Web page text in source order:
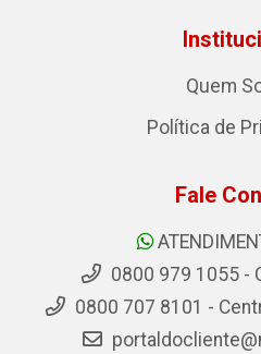
Quem
Política de
Fale
0800 979 1055 -
0800 707 8101 -